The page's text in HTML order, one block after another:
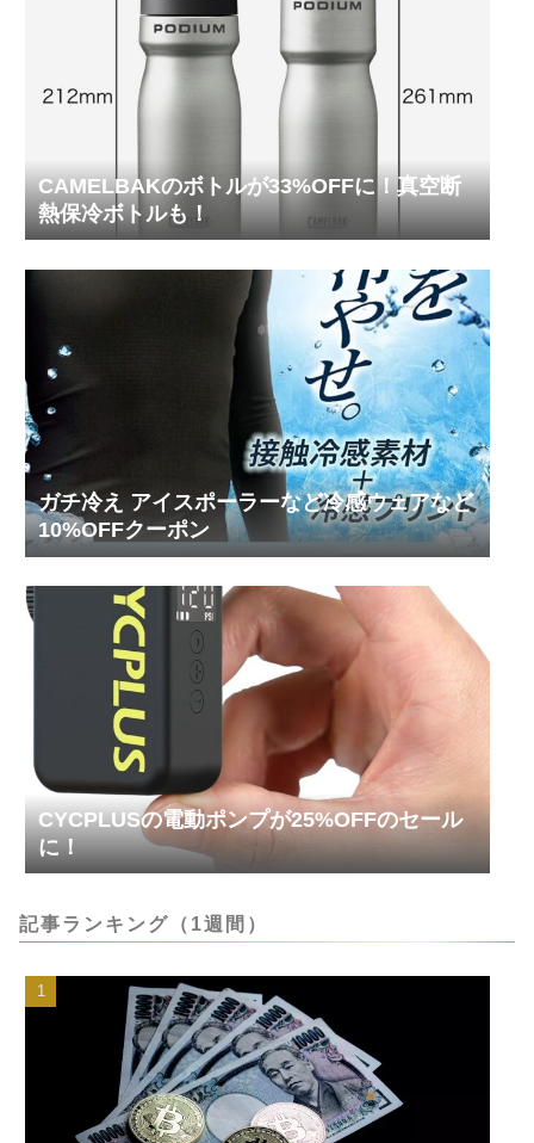
CAMELBAKのボトルが33%OFFに！真空断
熱保冷ボトルも！
ガチ冷え アイスポーラーなど冷感ウェアなど
10%OFFクーポン
CYCPLUSの電動ポンプが25%OFFのセール
に！
記事ランキング（1週間）